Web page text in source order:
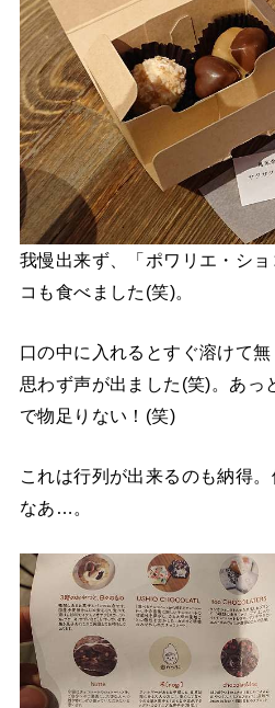
我慢出来ず、「ポワリエ・シ
コも食べました(笑)。
口の中に入れるとすぐ溶けて
思わず声が出ました(笑)。あっ
で物足りない！(笑)
これは行列が出来るのも納得
なあ…。